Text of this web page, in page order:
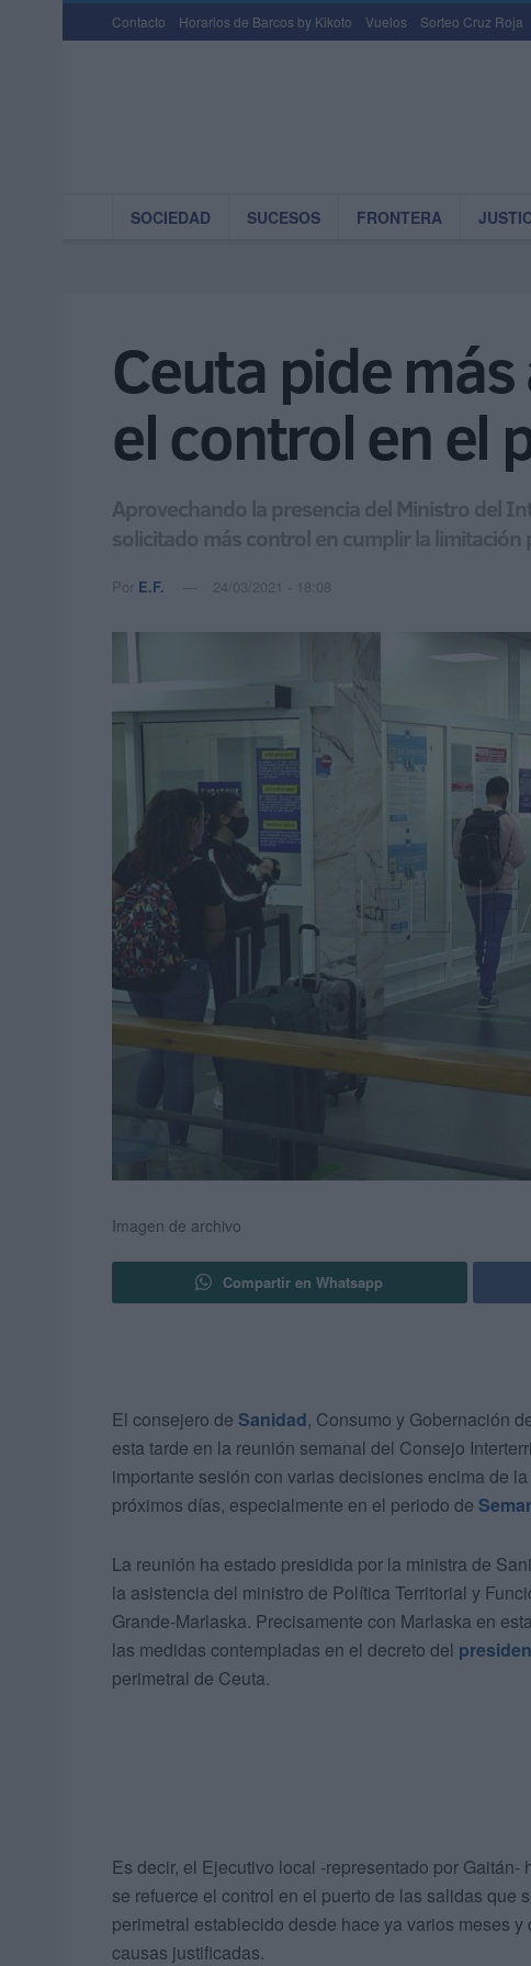
Contacto Horarios de Barcos by Kikoto Vuelos Sorteo Cruz Roja
SOCIEDAD SUCESOS FRONTERA
Ceuta pide
el control en el
Aprovechando la presencia del Ministro del
solicitado más control en cumplir la
Por E.F. 24/03/2021 - 18:08
Imagen de archivo
Compartir en Whatsapp
El consejero de Sanidad, Consumo y Gobernación
esta tarde en la reunión semanal del Consejo
importante sesión con varias decisiones encima de
próximos días, especialmente en el periodo de
La reunión ha estado presidida por la ministra de
la asistencia del ministro de Política Territorial y
Grande-Marlaska. Precisamente con Marlaska en
las medidas contempladas en el decreto del
perimetral de Ceuta.
Es decir, el Ejecutivo local -representado por
se refuerce el control en el puerto de las salidas que
perimetral establecido desde hace ya varios meses
causas justificadas.